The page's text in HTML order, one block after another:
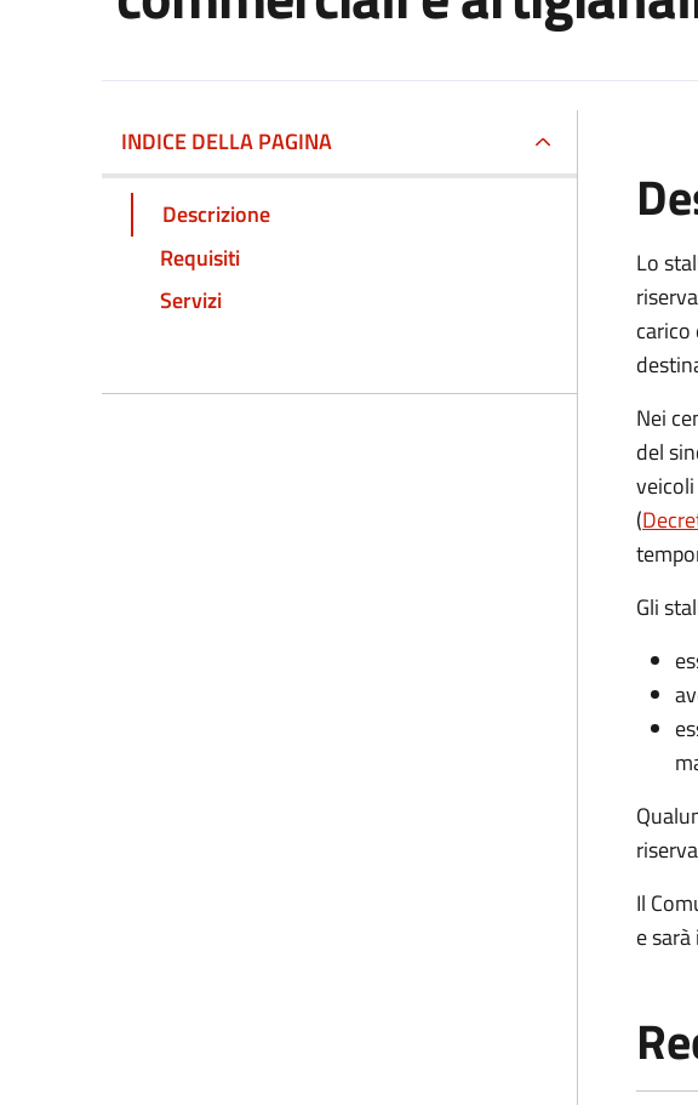
INDICE DELLA PAGINA
Descrizione
Requisiti
Servizi
Lo
Nei
del
(
Gli
Il
e